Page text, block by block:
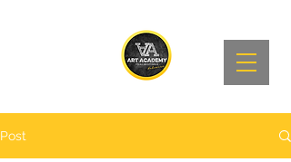
Post